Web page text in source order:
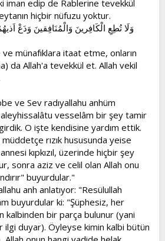
iman edip de Rablerine tevekkül
hiçbir nüfuzu yoktur.
وَلَا تُطِعِ الْكَافِرينَ وَالْمُنَافِقينَ وَدَعْ
münafıklara itaat etme, onların
da Allah'a tevekkül et. Allah vekil
ve Sev radıyallahu anhüm
aleyhissalâtu vesselâm bir şey tamir
O işte kendisine yardım ettik.
müddetçe rızık hususunda yeise
kıpkızıl, üzerinde hiçbir şey
sonra aziz ve celil olan Allah onu
buyurdular."
anh anlatıyor: "Resülullah
buyurdular ki: "Şüphesiz, her
kalbinden bir parça bulunur (yani
ilgi duyar). Öyleyse kimin kalbi bütün